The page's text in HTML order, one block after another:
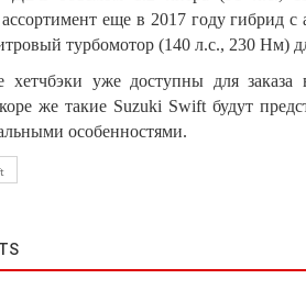
еще в 2017 году гибрид
турбомотор (140 л.с., 230 Нм)
хетчбэки уже доступны для
же такие Suzuki Swift будут
особенностями.